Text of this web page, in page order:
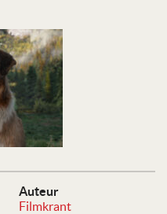
Auteur
Filmkrant